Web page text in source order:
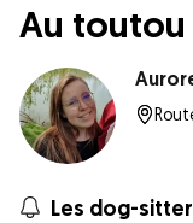
Au
Les dog-